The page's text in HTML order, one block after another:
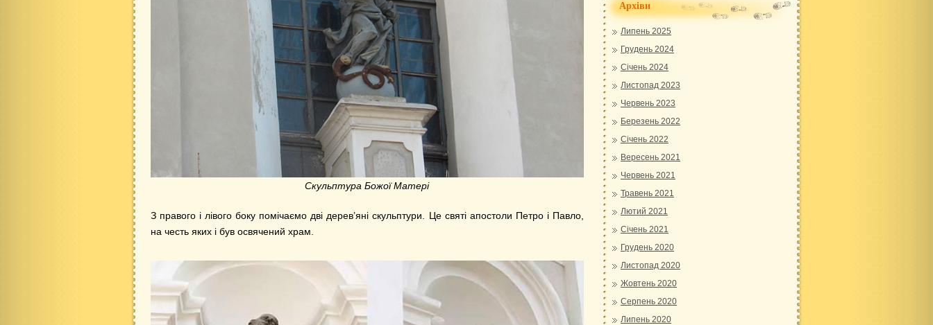
Скульптура Божої Матері
З правого і лівого боку помічаємо дві дерев’яні скульптури. Це святі апостоли Петро і Павло,
на честь яких і був освячений храм.
Архіви
Липень 2025
Грудень 2024
Січень 2024
Листопад 2023
Червень 2023
Березень 2022
Січень 2022
Вересень 2021
Червень 2021
Травень 2021
Лютий 2021
Січень 2021
Грудень 2020
Листопад 2020
Жовтень 2020
Серпень 2020
Липень 2020